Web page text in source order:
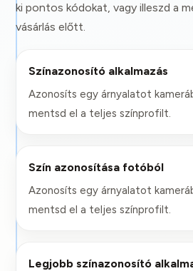
ki pontos kódokat, vagy illeszd a
vásárlás előtt.
Színazonosító alkalmazás
Azonosíts egy árnyalatot
mentsd el a teljes színprofilt.
Szín azonosítása fotóból
Azonosíts egy árnyalatot
mentsd el a teljes színprofilt.
Legjobb színazonosító